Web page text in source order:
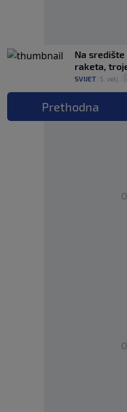
Na
raketa,
SVIJET 5. velj.
Prethodna